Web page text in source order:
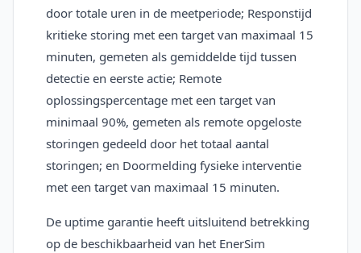
door totale uren in de meetperiode; Responstijd
kritieke storing met een target van maximaal 15
minuten, gemeten als gemiddelde tijd tussen
detectie en eerste actie; Remote
oplossingspercentage met een target van
minimaal 90%, gemeten als remote opgeloste
storingen gedeeld door het totaal aantal
storingen; en Doormelding fysieke interventie
met een target van maximaal 15 minuten.
De uptime garantie heeft uitsluitend betrekking
op de beschikbaarheid van het EnerSim